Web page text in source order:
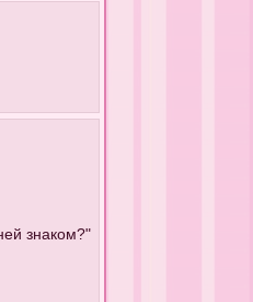
знаком?"